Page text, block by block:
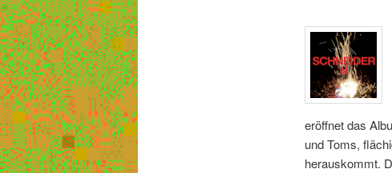
eröffnet das
und Toms,
herauskommt.